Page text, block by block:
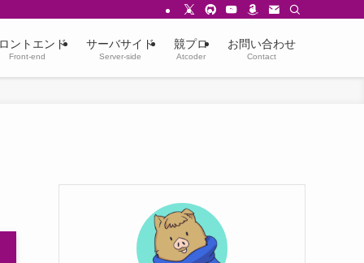
ントエンド
Front-end
サーバサイド
Server-side
競プロ
Atcoder
お問い合わせ
Contact